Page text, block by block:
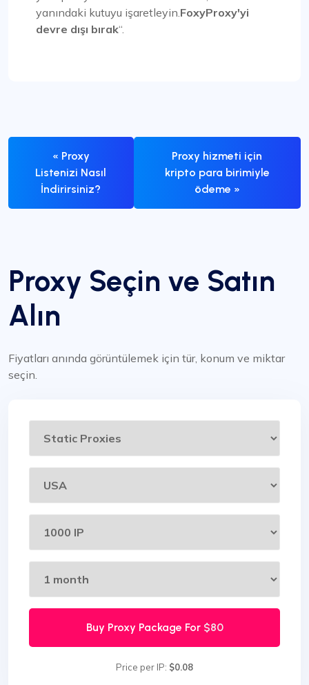
yanındaki kutuyu işaretleyin. FoxyProxy'yi
devre dışı bırak“.
« Proxy
Listenizi Nasıl
İndirirsiniz?
Proxy hizmeti için
kripto para birimiyle
ödeme »
Proxy Seçin ve Satın
Alın
Fiyatları anında görüntülemek için tür, konum ve miktar
seçin.
Buy Proxy Package For $80
Price per IP: $0.08